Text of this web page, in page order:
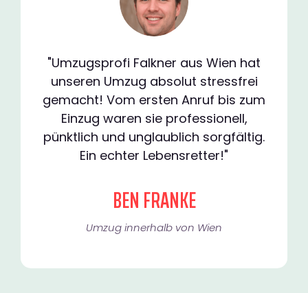
"Umzugsprofi Falkner aus Wien hat
unseren Umzug absolut stressfrei
gemacht! Vom ersten Anruf bis zum
Einzug waren sie professionell,
pünktlich und unglaublich sorgfältig.
Ein echter Lebensretter!"
BEN FRANKE
Umzug innerhalb von Wien​